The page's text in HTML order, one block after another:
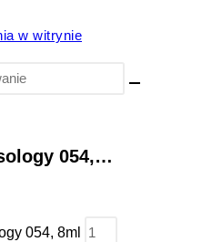
w witrynie
054,…
054, 8ml